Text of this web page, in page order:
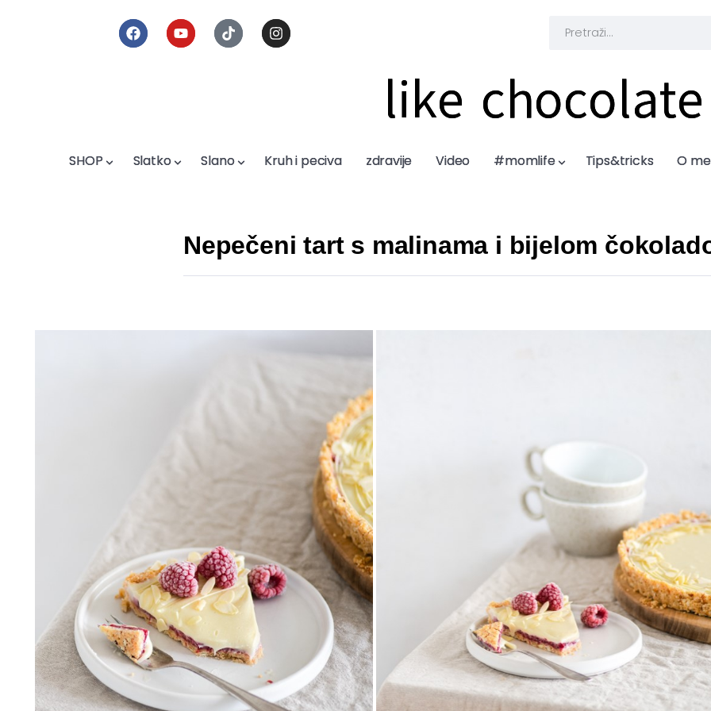
like chocolate
SHOP Slatko Slano Kruh i peciva zdravije Video #momlife Tips&tricks O
like chocolate
SHOP Slatko Slano Kruh i peciva zdravije Video #momlife Tips&tricks O
Nepečeni tart s malinama i bijelom